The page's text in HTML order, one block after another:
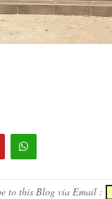
to this Blog via Email :